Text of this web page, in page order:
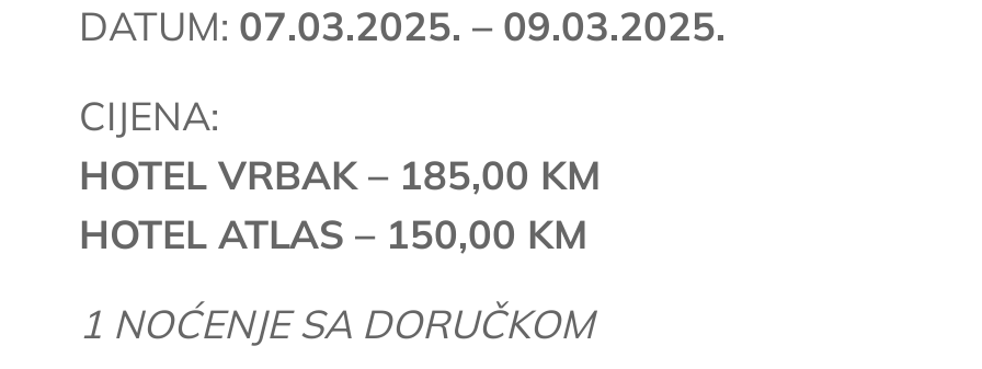
DATUM: 07.03.2025. – 09.03.2025.
CIJENA:
HOTEL VRBAK – 185,00 KM
HOTEL ATLAS – 150,00 KM
1 NOĆENJE SA DORUČKOM